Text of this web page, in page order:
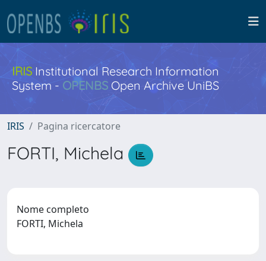
IRISInstitutional Research Information
System - OPENBS Open Archive UniBS
IRIS Pagina ricercatore
FORTI, Michela
Nome completo
FORTI, Michela